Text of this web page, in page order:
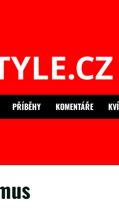
PŘÍBĚHY KOMENTÁŘE